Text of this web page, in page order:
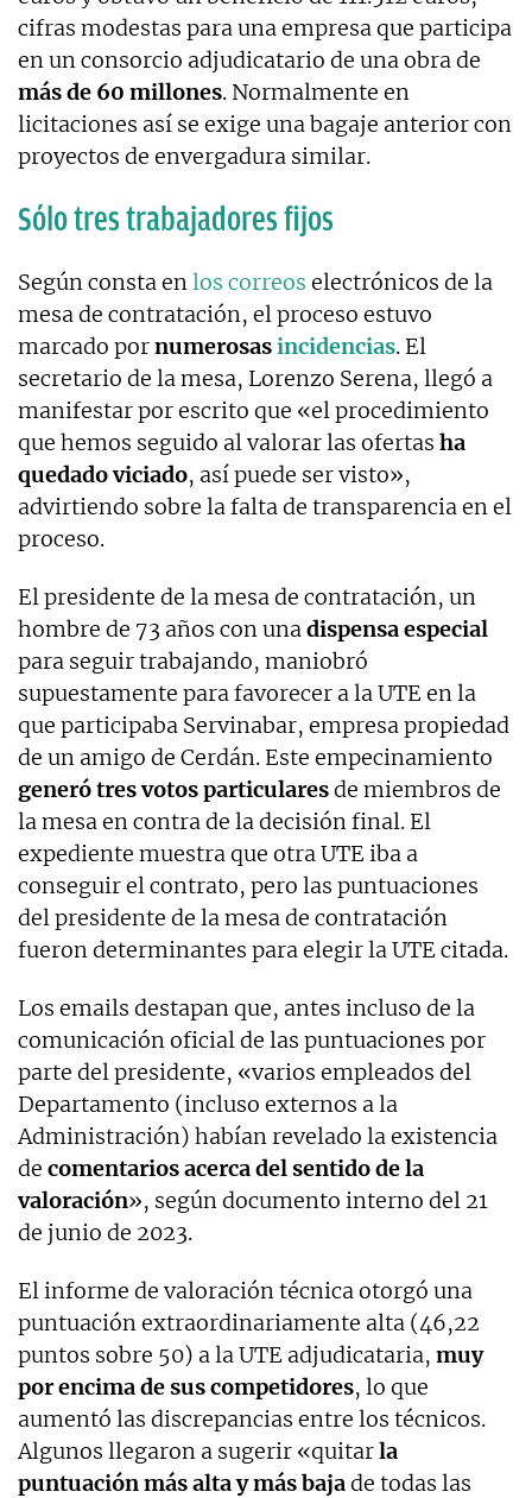
cifras modestas para una empresa que participa
en un consorcio adjudicatario de una obra de
más de 60 millones. Normalmente en
licitaciones así se exige una bagaje anterior con
proyectos de envergadura similar.
Sólo tres trabajadores fijos
Según consta enlos correos electrónicos de la
mesa de contratación, el proceso estuvo
marcado pornumerosasincidencias. El
secretario de la mesa, Lorenzo Serena, llegó a
manifestar por escrito que «el procedimiento
que hemos seguido al valorar las ofertas ha
quedado viciado, así puede ser visto»,
advirtiendo sobre la falta de transparencia en el
proceso.
El presidente de la mesa de contratación, un
hombre de 73 años con unadispensa especial
para seguir trabajando, maniobró
supuestamente para favorecer a la UTE en la
que participaba Servinabar, empresa propiedad
de un amigo de Cerdán. Este empecinamiento
generó tres votos particularesde miembros de
la mesa en contra de la decisión final. El
expediente muestra que otra UTE iba a
conseguir el contrato, pero las puntuaciones
del presidente de la mesa de contratación
fueron determinantes para elegir la UTE citada.
Los emails destapan que, antes incluso de la
comunicación oficial de las puntuaciones por
parte del presidente, «varios empleados del
Departamento (incluso externos a la
Administración) habían revelado la existencia
de comentarios acerca del sentido de la
valoración», según documento interno del 21
de junio de 2023.
El informe de valoración técnica otorgó una
puntuación extraordinariamente alta (46,22
puntos sobre 50) a la UTE adjudicataria, muy
por encima de sus competidores, lo que
aumentó las discrepancias entre los técnicos.
Algunos llegaron a sugerir «quitarla
puntuación más alta y más bajade todas las